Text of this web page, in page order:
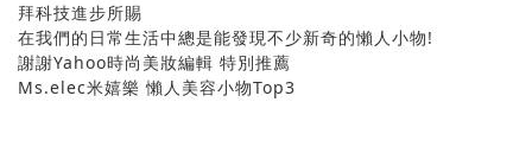
拜科技進步所賜
在我們的日常生活中總是能發現不少新奇的懶人小物!
謝謝Yahoo時尚美妝編輯 特別推薦
Ms.elec米嬉樂 懶人美容小物Top3